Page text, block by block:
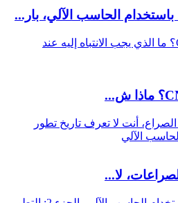
باستخدام الحاسب الآلي، بار...
لا...